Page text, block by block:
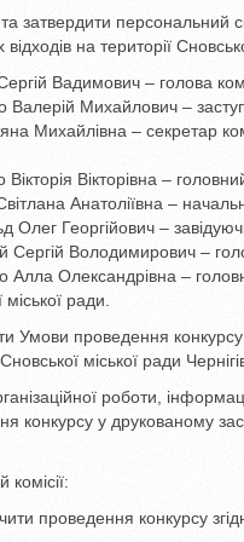
затвердити персональний
на території
Вадимович – голова
Валерій Михайлович –
Михайлівна – секретар
Вікторія Вікторівна –
Анатоліївна –
Олег Георгійович –
Сергій Володимирович –
Алла Олександрівна –
ради.
Умови проведення
міської ради
роботи,
конкурсу у друкованому
комісії:
проведення конкурсу